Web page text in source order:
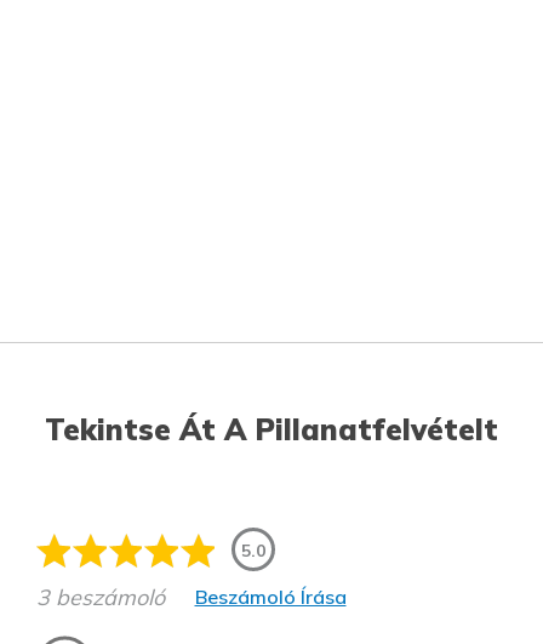
Tekintse Át A Pillanatfelvételt
5.0
3 beszámoló Beszámoló Írása